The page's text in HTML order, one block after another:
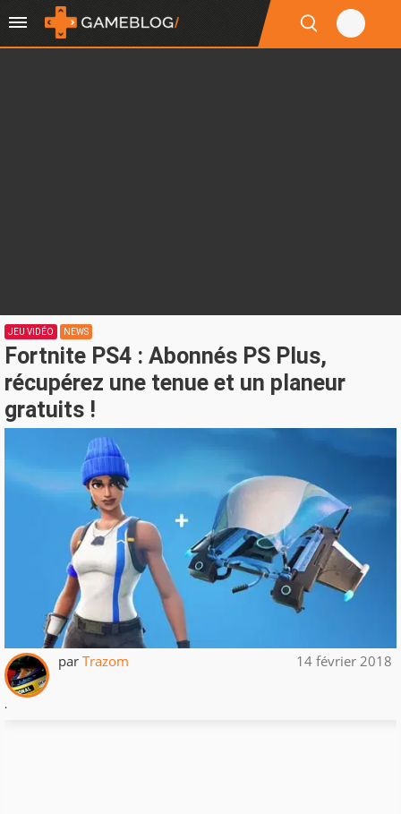
JEU VIDÉO NEWS
Fortnite PS4 : Abonnés PS Plus,
récupérez une tenue et un planeur
gratuits !
par Trazom 14 février 2018
.